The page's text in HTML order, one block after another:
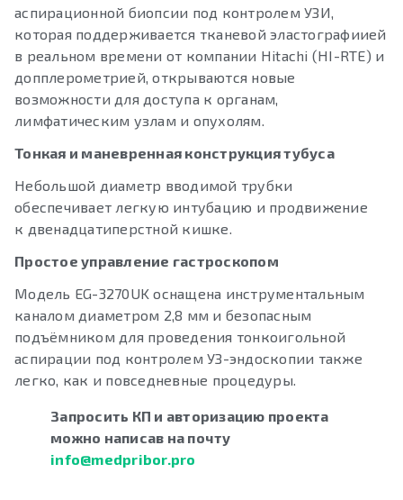
аспирационной биопсии под контролем УЗИ,
которая поддерживается тканевой эластографиией
в реальном времени от компании Hitachi (HI-RTE) и
допплерометрией, открываются новые
возможности для доступа к органам,
лимфатическим узлам и опухолям.
Тонкая и маневренная конструкция тубуса
Небольшой диаметр вводимой трубки
обеспечивает легкую интубацию и продвижение
к двенадцатиперстной кишке.
Простое управление гастроскопом
Модель EG-3270UK оснащена инструментальным
каналом диаметром 2,8 мм и безопасным
подъёмником для проведения тонкоигольной
аспирации под контролем УЗ-эндоскопии также
легко, как и повседневные процедуры.
Запросить КП и авторизацию проекта
можно написав на почту
info@medpribor.pro